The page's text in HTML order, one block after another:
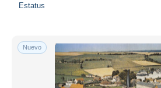
Estatus
Nuevo